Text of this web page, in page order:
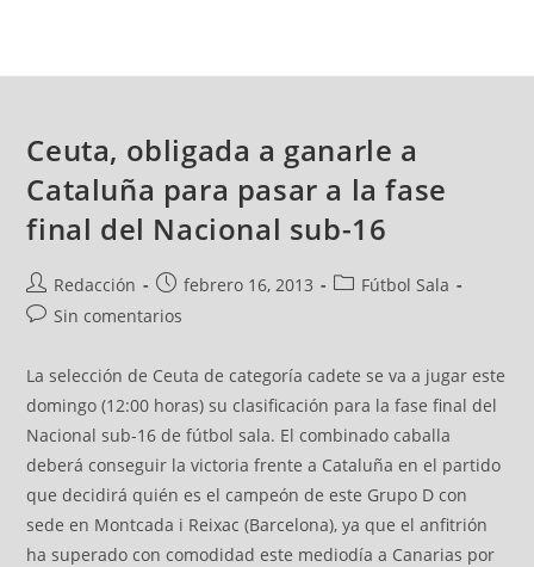
Ceuta, obligada a ganarle a
Cataluña para pasar a la fase
final del Nacional sub-16
Redacción febrero 16, 2013
Fútbol Sala
Sin comentarios
La selección de Ceuta de categoría cadete se va a jugar este
domingo (12:00 horas) su clasificación para la fase final del
Nacional sub-16 de fútbol sala. El combinado caballa
deberá conseguir la victoria frente a Cataluña en el partido
que decidirá quién es el campeón de este Grupo D con
sede en Montcada i Reixac (Barcelona), ya que el anfitrión
ha superado con comodidad este mediodía a Canarias por